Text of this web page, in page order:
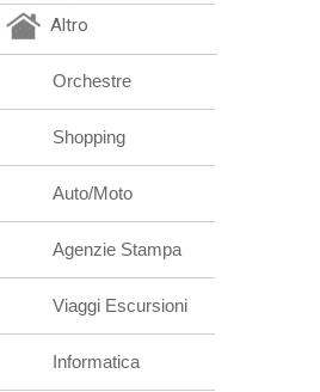
Altro
Orchestre
Shopping
Auto/Moto
Agenzie Stampa
Viaggi Escursioni
Informatica